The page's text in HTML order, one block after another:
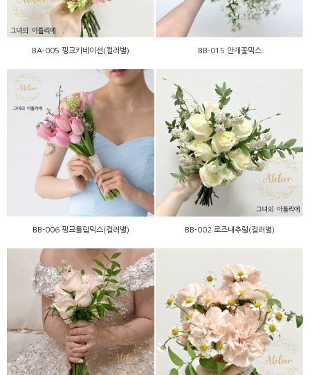
BA-005 핑크카네이션(컬러별) BB-015 안개꽃믹스
BB-006 핑크튤립믹스(컬러
별)
BB-006 핑크튤립믹스(컬러별)
BB-002 로즈내추럴(컬러
별)
BB-002 로즈내추럴(컬러별)
BB-004 핑크로즈믹스(컬러
별)
BA-004 피치카네이션(컬러
별)